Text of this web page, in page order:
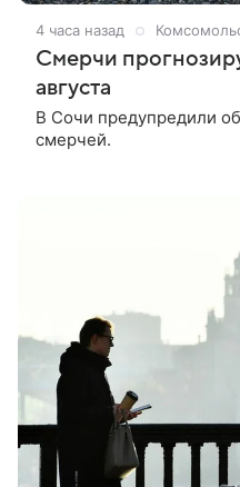
4 часа назад
Смерчи
августа
В Сочи предупредили
смерчей.